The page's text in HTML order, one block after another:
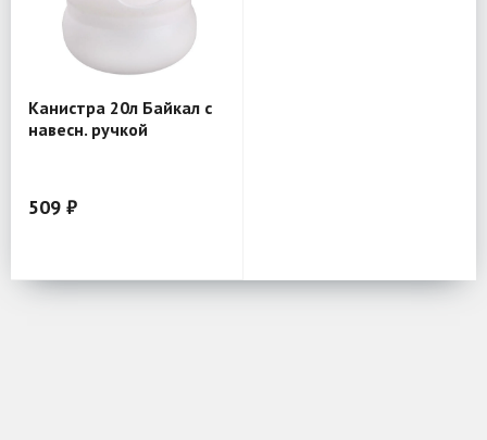
Канистра 20л Байкал с
навесн. ручкой
509 ₽